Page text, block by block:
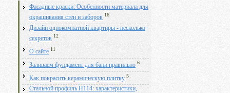
Фасадные краски: Особенности материала для
окрашивания стен и заборов 16
Дизайн однокомнатной квартиры - несколько
секретов 12
О сайте 11
Заливаем фундамент для бани правильно 6
Как покрасить керамическую плитку 5
Стальной профиль Н114: характеристики,